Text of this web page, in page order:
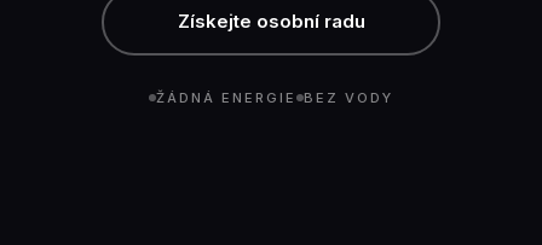
Získejte osobní radu
ŽÁDNÁ ENERGIE BEZ VODY